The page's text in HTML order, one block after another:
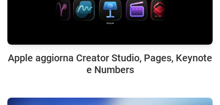
Apple aggiorna Creator Studio, Pages, Keynote
e Numbers